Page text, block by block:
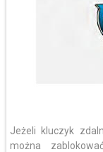
Jeżeli kluczyk
można